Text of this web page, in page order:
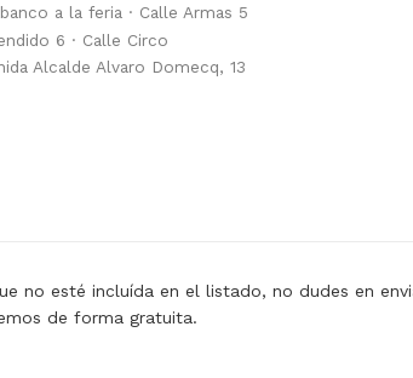
a la feria · Calle Armas 5
6 · Calle Circo
Alcalde Alvaro Domecq, 13
no esté incluída en el listado, no dudes en
de forma gratuita.